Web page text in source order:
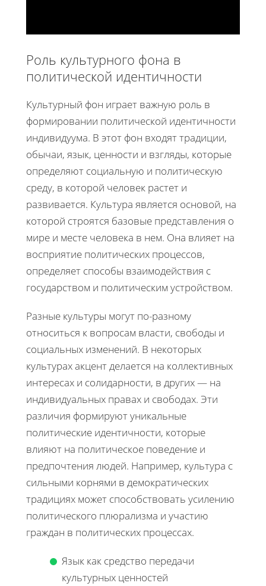
Роль культурного фона в
политической идентичности
Культурный фон играет важную роль в
формировании политической идентичности
индивидуума. В этот фон входят традиции,
обычаи, язык, ценности и взгляды, которые
определяют социальную и политическую
среду, в которой человек растет и
развивается. Культура является основой, на
которой строятся базовые представления о
мире и месте человека в нем. Она влияет на
восприятие политических процессов,
определяет способы взаимодействия с
государством и политическим устройством.
Разные культуры могут по-разному
относиться к вопросам власти, свободы и
социальных изменений. В некоторых
культурах акцент делается на коллективных
интересах и солидарности, в других — на
индивидуальных правах и свободах. Эти
различия формируют уникальные
политические идентичности, которые
влияют на политическое поведение и
предпочтения людей. Например, культура с
сильными корнями в демократических
традициях может способствовать усилению
политического плюрализма и участию
граждан в политических процессах.
Язык как средство передачи
культурных ценностей